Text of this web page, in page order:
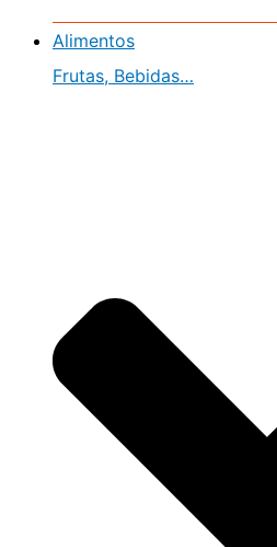
Alimentos
Frutas, Bebidas…